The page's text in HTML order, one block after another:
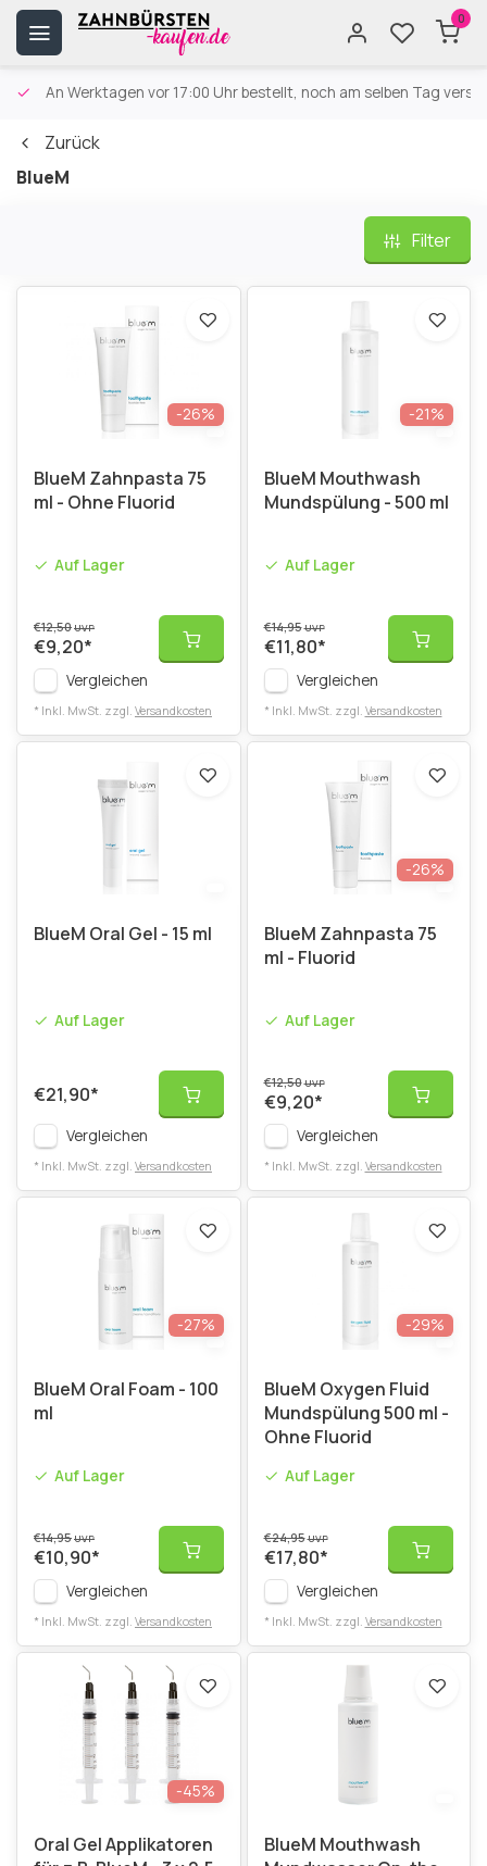
0
An Werktagen vor 17:00 Uhr bestellt, noch am selben Tag
Zurück
BlueM
Filter
-26%
BlueM Zahnpasta 75
ml - Ohne Fluorid
Auf Lager
€12,50UVP
€9,20*
Vergleichen
* Inkl. MwSt. zzgl. Versandkosten
-21%
BlueM Mouthwash
Mundspülung - 500 ml
Auf Lager
€14,95UVP
€11,80*
Vergleichen
* Inkl. MwSt. zzgl. Versandkosten
BlueM Oral Gel - 15 ml
Auf Lager
€21,90*
Vergleichen
* Inkl. MwSt. zzgl. Versandkosten
-26%
BlueM Zahnpasta 75
ml - Fluorid
Auf Lager
€12,50UVP
€9,20*
Vergleichen
* Inkl. MwSt. zzgl. Versandkosten
-27%
BlueM Oral Foam - 100
ml
Auf Lager
€14,95UVP
€10,90*
Vergleichen
* Inkl. MwSt. zzgl. Versandkosten
-29%
BlueM Oxygen Fluid
Mundspülung 500 ml -
Ohne Fluorid
Auf Lager
€24,95UVP
€17,80*
Vergleichen
* Inkl. MwSt. zzgl. Versandkosten
-45%
Oral Gel Applikatoren
BlueM Mouthwash